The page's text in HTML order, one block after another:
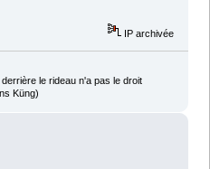
IP archivée
le rideau n'a pas le droit
Küng)